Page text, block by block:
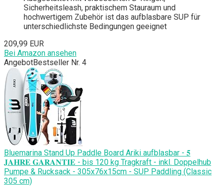
Sicherheitsleash, praktischem Stauraum und
hochwertigem Zubehör ist das aufblasbare SUP für
unterschiedlichste Bedingungen geeignet
209,99 EUR
Bei Amazon ansehen
AngebotBestseller Nr. 4
Bluemarina Stand Up Paddle Board Ariki aufblasbar - 𝟓
𝐉𝐀𝐇𝐑𝐄 𝐆𝐀𝐑𝐀𝐍𝐓𝐈𝐄 - bis 120 kg Tragkraft - inkl. Doppelhub
Pumpe & Rucksack - 305x76x15cm - SUP Paddling (Classic
305 cm)